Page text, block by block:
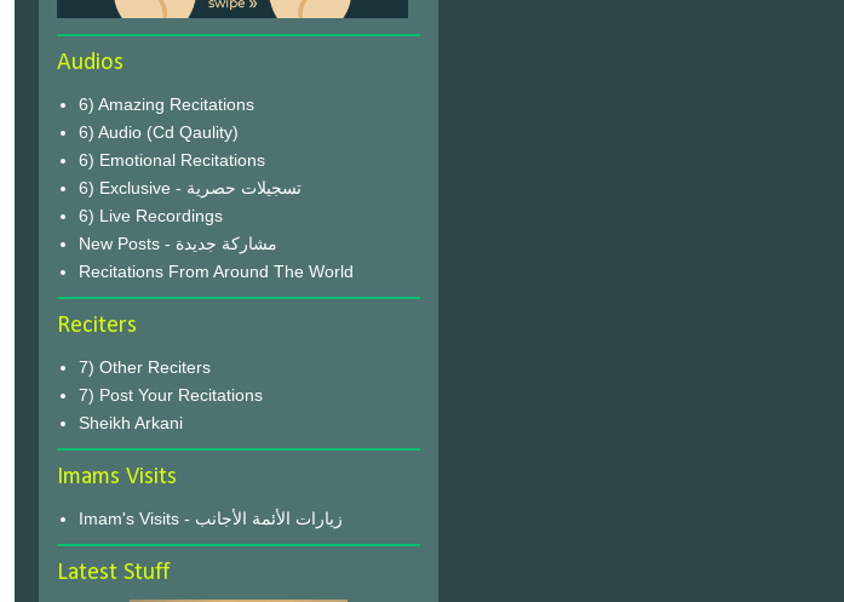
Audios
6) Amazing Recitations
6) Audio (Cd Qaulity)
6) Emotional Recitations
6) Exclusive - تسجيلات حصرية
6) Live Recordings
New Posts - مشاركة جديدة
Recitations From Around The World
Reciters
7) Other Reciters
7) Post Your Recitations
Sheikh Arkani
Imams Visits
Imam's Visits - زيارات الأئمة الأجانب
Latest Stuff